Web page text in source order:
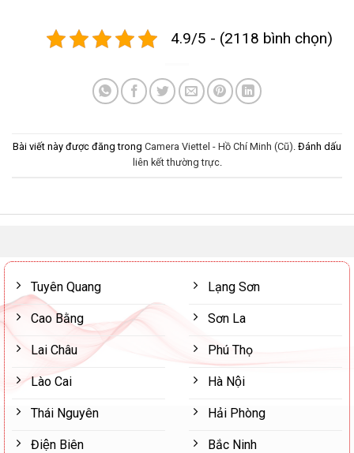
4.9/5 - (2118 bình chọn)
Bài viết này được đăng trong Camera Viettel - Hồ Chí Minh (Cũ). Đánh dấu
liên kết thường trực.
Tuyên Quang
Cao Bằng
Lai Châu
Lào Cai
Thái Nguyên
Điện Biên
Lạng Sơn
Sơn La
Phú Thọ
Hà Nội
Hải Phòng
Bắc Ninh